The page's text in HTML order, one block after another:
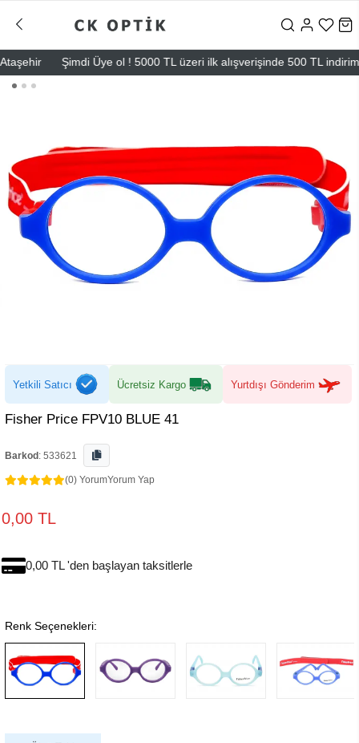
Şimdi Üye ol ! 5000 TL üzeri ilk alışverişinde 500 TL indirim
Yetkili Satıcı Ücretsiz Kargo Yurtdışı Gönderim
Fisher Price FPV10 BLUE 41
Barkod : 533621
(0) YorumYorum Yap
0,00 TL
0,00 TL 'den başlayan taksitlerle
Renk Seçenekleri: